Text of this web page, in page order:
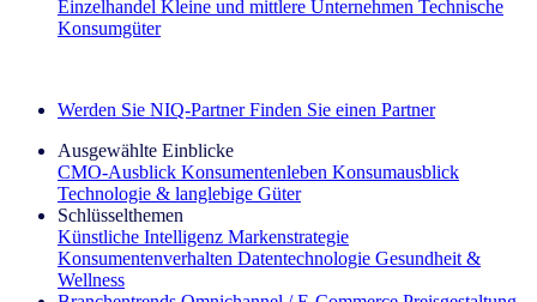
Einzelhandel Kleine und mittlere Unternehmen Technische
Konsumgüter
Werden Sie NIQ-Partner Finden Sie einen Partner
Ausgewählte Einblicke
CMO‑Ausblick Konsumentenleben Konsumausblick
Technologie & langlebige Güter
Schlüsselthemen
Künstliche Intelligenz Markenstrategie
Konsumentenverhalten Datentechnologie Gesundheit &
Wellness